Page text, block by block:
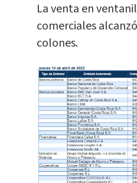
La venta en
comerciales
colones.